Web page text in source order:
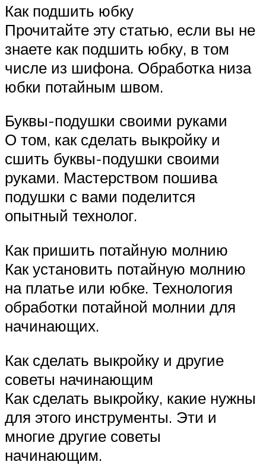
Как подшить юбку
Прочитайте эту статью, если вы не
знаете как подшить юбку, в том
числе из шифона. Обработка низа
юбки потайным швом.
Буквы-подушки своими руками
О том, как сделать выкройку и
сшить буквы-подушки своими
руками. Мастерством пошива
подушки с вами поделится
опытный технолог.
Как пришить потайную молнию
Как установить потайную молнию
на платье или юбке. Технология
обработки потайной молнии для
начинающих.
Как сделать выкройку и другие
советы начинающим
Как сделать выкройку, какие нужны
для этого инструменты. Эти и
многие другие советы
начинающим.